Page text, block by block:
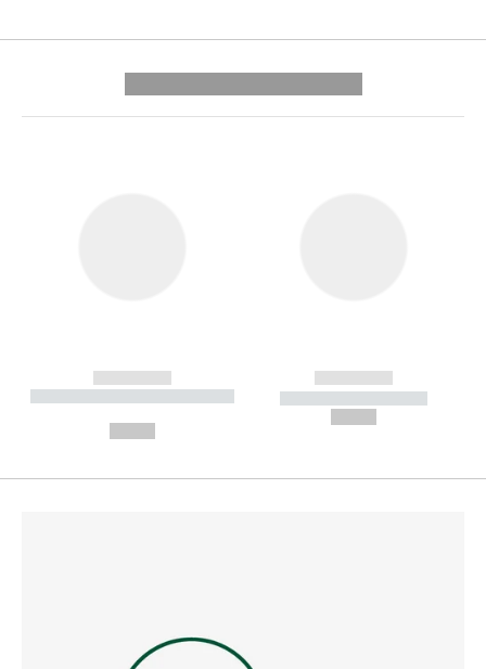
------------
----------- ----------- --------
------------
----------- -----------